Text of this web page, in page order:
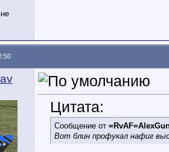
Цитата:
Сообщение от
Вот блин профукал нафиг